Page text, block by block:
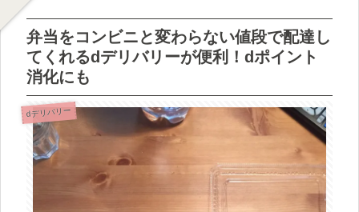
弁当をコンビニと変わらない値段で配達し
てくれるdデリバリーが便利！dポイント
消化にも
dデリバリー